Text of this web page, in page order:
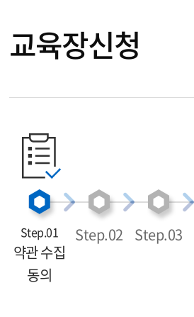
교육장신청
Step.01
약관 수집
동의
Step.02 Step.03